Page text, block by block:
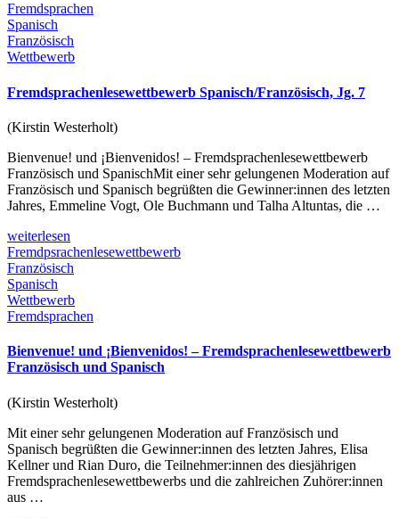
Fremdsprachen
Spanisch
Französisch
Wettbewerb
Fremdsprachenlesewettbewerb Spanisch/Französisch, Jg. 7
(Kirstin Westerholt)
Bienvenue! und ¡Bienvenidos! – Fremdsprachenlesewettbewerb
Französisch und SpanischMit einer sehr gelungenen Moderation auf
Französisch und Spanisch begrüßten die Gewinner:innen des letzten
Jahres, Emmeline Vogt, Ole Buchmann und Talha Altuntas, die …
weiterlesen
Fremdpsrachenlesewettbewerb
Französisch
Spanisch
Wettbewerb
Fremdsprachen
Bienvenue! und ¡Bienvenidos! – Fremdsprachenlesewettbewerb
Französisch und Spanisch
(Kirstin Westerholt)
Mit einer sehr gelungenen Moderation auf Französisch und
Spanisch begrüßten die Gewinner:innen des letzten Jahres, Elisa
Kellner und Rian Duro, die Teilnehmer:innen des diesjährigen
Fremdsprachenlesewettbewerbs und die zahlreichen Zuhörer:innen
aus …